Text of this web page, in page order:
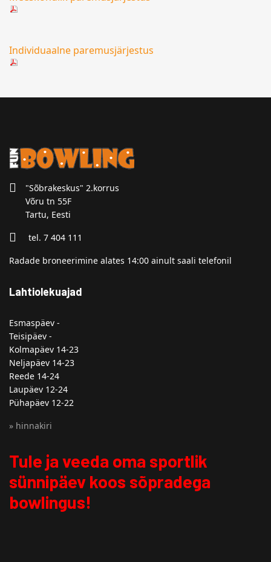
Individuaalne paremusjärjestus
"Sõbrakeskus" 2.korrus
Võru tn 55F
Tartu, Eesti
tel. 7 404 111
Radade broneerimine alates 14:00 ainult saali telefonil
Lahtiolekuajad
Esmaspäev -
Teisipäev -
Kolmapäev 14-23
Neljapäev 14-23
Reede 14-24
Laupäev 12-24
Pühapäev 12-22
» hinnakiri
Tule ja veeda oma sportlik
sünnipäev koos sõpradega
bowlingus!